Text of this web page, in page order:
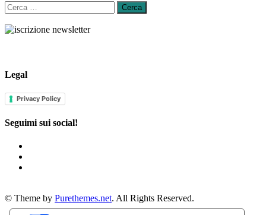
Ricerca
per:
Legal
Privacy Policy
Seguimi sui social!
© Theme by Purethemes.net. All Rights Reserved.